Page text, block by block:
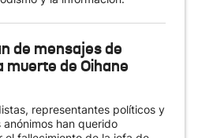
de mensajes de
de Oihane
representantes políticos y
han querido